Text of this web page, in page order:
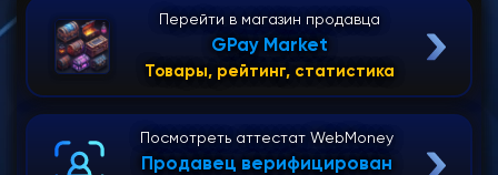
Перейти в магазин продавца
GPay Market
Товары, рейтинг, статистика
Посмотреть аттестат WebMoney
Продавец верифицирован